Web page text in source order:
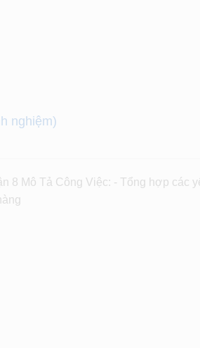
nghiệm)
8 Mô Tả Công Việc: - Tổng hợp các